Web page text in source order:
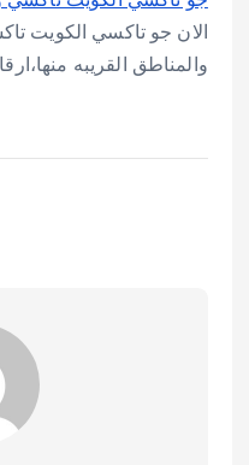
الان جو تاكسي الكويت
والمناطق القريبه